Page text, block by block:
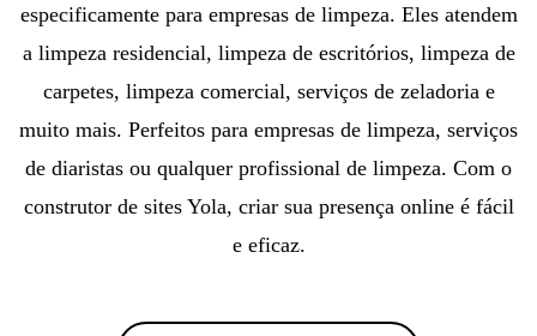
especificamente para empresas de limpeza. Eles atendem
a limpeza residencial, limpeza de escritórios, limpeza de
carpetes, limpeza comercial, serviços de zeladoria e
muito mais. Perfeitos para empresas de limpeza, serviços
de diaristas ou qualquer profissional de limpeza. Com o
construtor de sites Yola, criar sua presença online é fácil
e eficaz.